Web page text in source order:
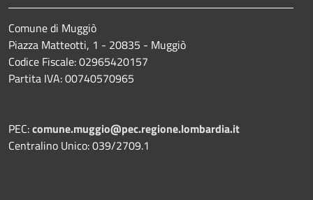
Comune di Muggiò
Piazza Matteotti, 1 - 20835 - Muggiò
Codice Fiscale: 02965420157
Partita IVA: 00740570965
PEC:comune.muggio@pec.regione.lombardia.it
Centralino Unico: 039/2709.1